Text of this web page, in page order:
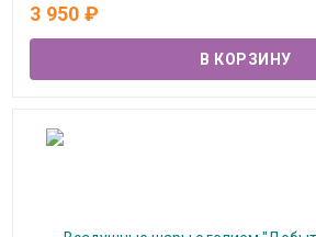
В наличии
3 950 ₽